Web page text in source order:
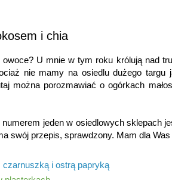
i chia
U mnie w tym roku królują nad
nie mamy na osiedlu dużego
można porozmawiać o ogórkach
jeden w osiedlowych sklepach
swój przepis, sprawdzony. Mam dla
czarnuszką i ostrą papryką